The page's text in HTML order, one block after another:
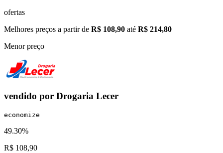
ofertas
Melhores preços a partir de R$ 108,90 até R$ 214,80
Menor preço
vendido por Drogaria Lecer
economize
49.30%
R$ 108,90